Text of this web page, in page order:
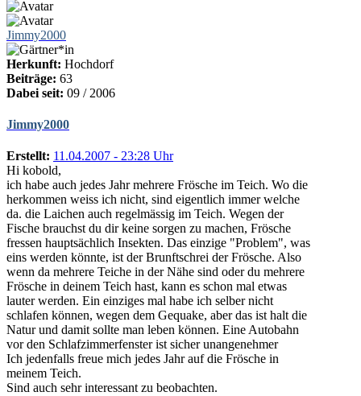
Jimmy2000
Herkunft: Hochdorf
Beiträge: 63
Dabei seit: 09 / 2006
Jimmy2000
Erstellt: 11.04.2007 - 23:28 Uhr
Hi kobold,
ich habe auch jedes Jahr mehrere Frösche im Teich. Wo die
herkommen weiss ich nicht, sind eigentlich immer welche
da. die Laichen auch regelmässig im Teich. Wegen der
Fische brauchst du dir keine sorgen zu machen, Frösche
fressen hauptsächlich Insekten. Das einzige "Problem", was
eins werden könnte, ist der Brunftschrei der Frösche. Also
wenn da mehrere Teiche in der Nähe sind oder du mehrere
Frösche in deinem Teich hast, kann es schon mal etwas
lauter werden. Ein einziges mal habe ich selber nicht
schlafen können, wegen dem Gequake, aber das ist halt die
Natur und damit sollte man leben können. Eine Autobahn
vor den Schlafzimmerfenster ist sicher unangenehmer
Ich jedenfalls freue mich jedes Jahr auf die Frösche in
meinem Teich.
Sind auch sehr interessant zu beobachten.